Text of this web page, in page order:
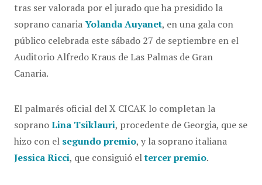
tras ser valorada por el jurado que ha presidido la
soprano canariaYolanda Auyanet, en una gala con
público celebrada este sábado 27 de septiembre en el
Auditorio Alfredo Kraus de Las Palmas de Gran
Canaria.
El palmarés oficial del X CICAK lo completan la
sopranoLina Tsiklauri, procedente de Georgia, que se
hizo con el segundo premio, y la soprano italiana
Jessica Ricci, que consiguió eltercer premio.